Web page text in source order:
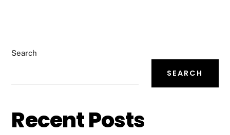
Search
SEARCH
Recent Posts